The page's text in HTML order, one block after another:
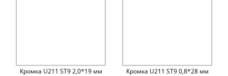
Кромка U211 ST9 2,0*19 мм
Кромка U211 ST9 0,8*28 мм